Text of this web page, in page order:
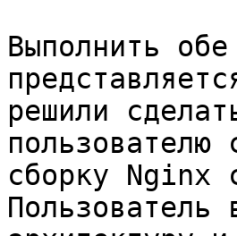
Выполнить
решили
пользователю
сборку Nginx
Пользователь